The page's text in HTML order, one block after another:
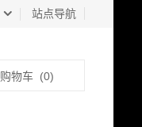
站点导航
购物车 (0)